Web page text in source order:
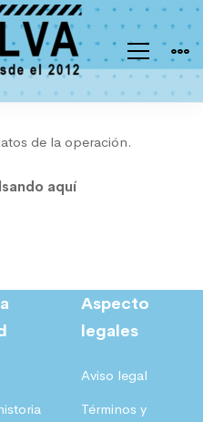
de la operación.
aquí
Aspecto
legales
Aviso legal
Términos y